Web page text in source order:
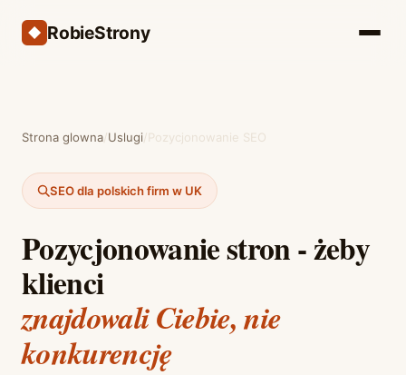
RobieStrony
Strona glowna/Uslugi/Pozycjonowanie SEO
SEO dla polskich firm w UK
Pozycjonowanie stron - żeby
klienci
znajdowali Ciebie, nie
konkurencję